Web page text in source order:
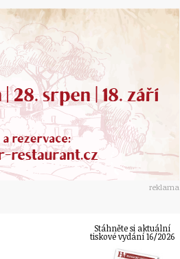
reklama
Stáhněte si aktuální
tiskové vydání 16/2026